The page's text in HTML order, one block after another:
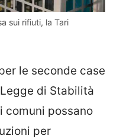
sui rifiuti, la Tari
le seconde case
di Stabilità
comuni possano
per